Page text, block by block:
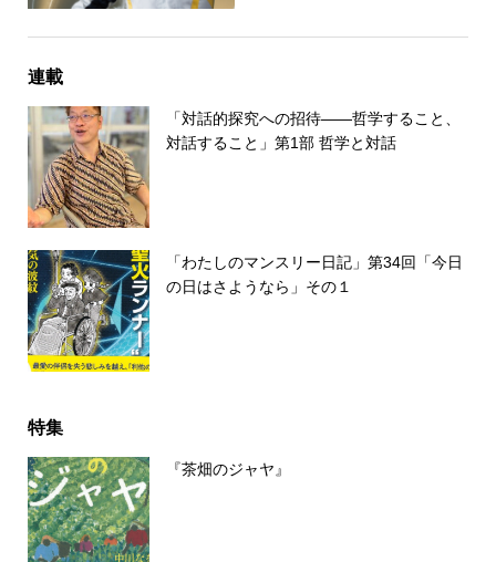
連載
「対話的探究への招待――哲学すること、
対話すること」第1部 哲学と対話
「わたしのマンスリー日記」第34回「今日
の日はさようなら」その１
特集
『茶畑のジャヤ』